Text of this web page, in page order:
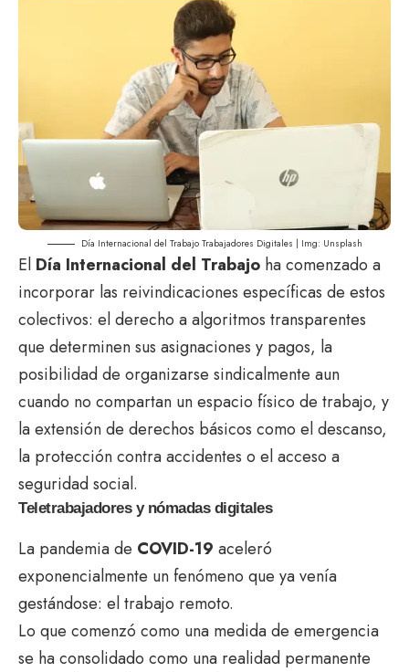
Día Internacional del Trabajo Trabajadores Digitales | Img: Unsplash
El Día Internacional del Trabajo ha comenzado a
incorporar las reivindicaciones específicas de estos
colectivos: el derecho a algoritmos transparentes
que determinen sus asignaciones y pagos, la
posibilidad de organizarse sindicalmente aun
cuando no compartan un espacio físico de trabajo, y
la extensión de derechos básicos como el descanso,
la protección contra accidentes o el acceso a
seguridad social.
Teletrabajadores y nómadas digitales
La pandemia de COVID-19 aceleró
exponencialmente un fenómeno que ya venía
gestándose: el trabajo remoto.
Lo que comenzó como una medida de emergencia
se ha consolidado como una realidad permanente